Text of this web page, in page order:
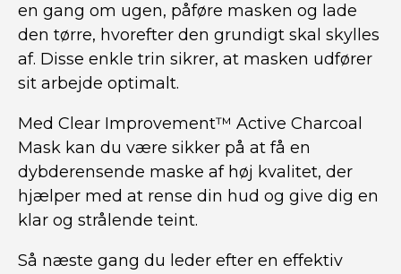
en gang om ugen, påføre masken og lade
den tørre, hvorefter den grundigt skal skylles
af. Disse enkle trin sikrer, at masken udfører
sit arbejde optimalt.
Med Clear Improvement™ Active Charcoal
Mask kan du være sikker på at få en
dybderensende maske af høj kvalitet, der
hjælper med at rense din hud og give dig en
klar og strålende teint.
Så næste gang du leder efter en effektiv